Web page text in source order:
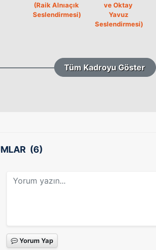
(Raik Alnıaçık
Seslendirmesi)
ve Oktay
Yavuz
Seslendirmesi)
Tüm Kadroyu Göster
(6)
Yorum Yap